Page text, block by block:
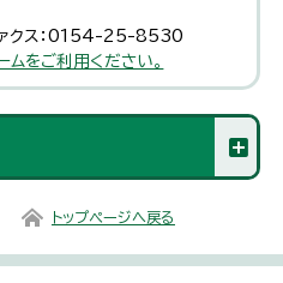
クス：0154-25-8530
をご利用ください。
トップページへ戻る